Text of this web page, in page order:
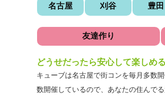
名古屋 刈谷 豊田
友達作り
どうせだったら安心して楽しめ
キューブは名古屋で街コンを毎月多数
数開催しているので、あなたの住んで